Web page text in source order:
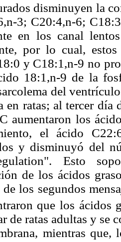
disminuyen la
3; C20:4,n-6;
en los canal
por lo cual,
y C18:1,n-9 no
18:1,n-9 de la
del
en ratas; al tercer
aumentaron los
el ácido
y disminuyó del
Esto
de los ácidos
de los segundos
que los ácidos
de ratas adultas y se
mientras